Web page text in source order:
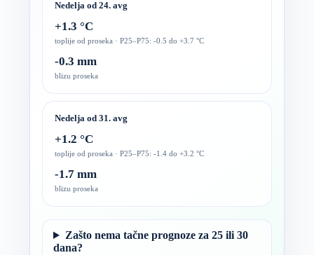
Nedelja od 24. avg
+1.3 °C
toplije od proseka · P25–P75: -0.5 do +3.7 °C
-0.3 mm
blizu proseka
Nedelja od 31. avg
+1.2 °C
toplije od proseka · P25–P75: -1.4 do +3.2 °C
-1.7 mm
blizu proseka
Zašto nema tačne prognoze za 25 ili 30
dana?